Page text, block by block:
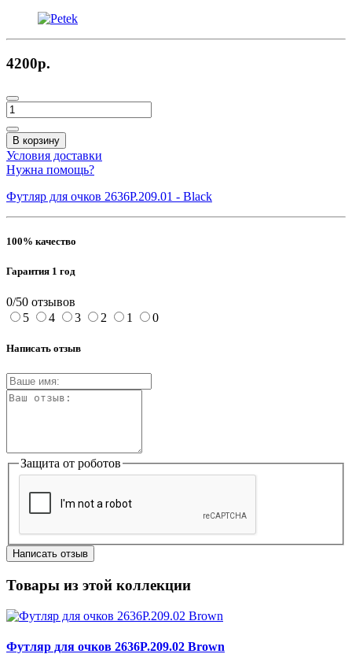
4200р.
В корзину
Условия доставки
Нужна помощь?
Футляр для очков 2636P.209.01 - Black
100% качество
Гарантия 1 год
0/50 отзывов
5
4 3 2 1 0
Написать отзыв
Защита от роботов
Написать отзыв
Товары из этой коллекции
Футляр для очков 2636P.209.02 Brown